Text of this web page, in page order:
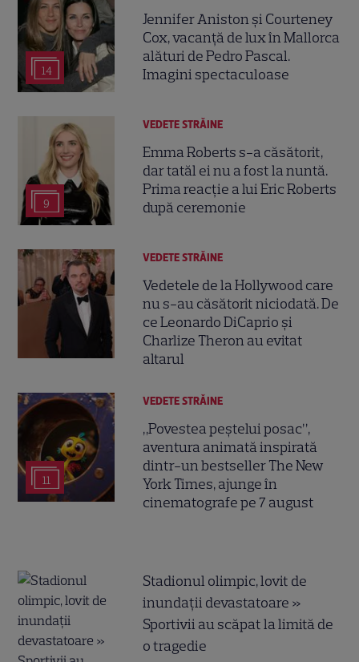
14
Jennifer Aniston și Courteney
Cox, vacanță de lux în Mallorca
alături de Pedro Pascal.
Imagini spectaculoase
9
VEDETE STRĂINE
Emma Roberts s-a căsătorit,
dar tatăl ei nu a fost la nuntă.
Prima reacție a lui Eric Roberts
după ceremonie
VEDETE STRĂINE
Vedetele de la Hollywood care
nu s-au căsătorit niciodată. De
ce Leonardo DiCaprio și
Charlize Theron au evitat
altarul
11
VEDETE STRĂINE
„Povestea peștelui posac”,
aventura animată inspirată
dintr-un bestseller The New
York Times, ajunge în
cinematografe pe 7 august
Stadionul olimpic, lovit de
inundații devastatoare »
Sportivii au scăpat la limită de
o tragedie